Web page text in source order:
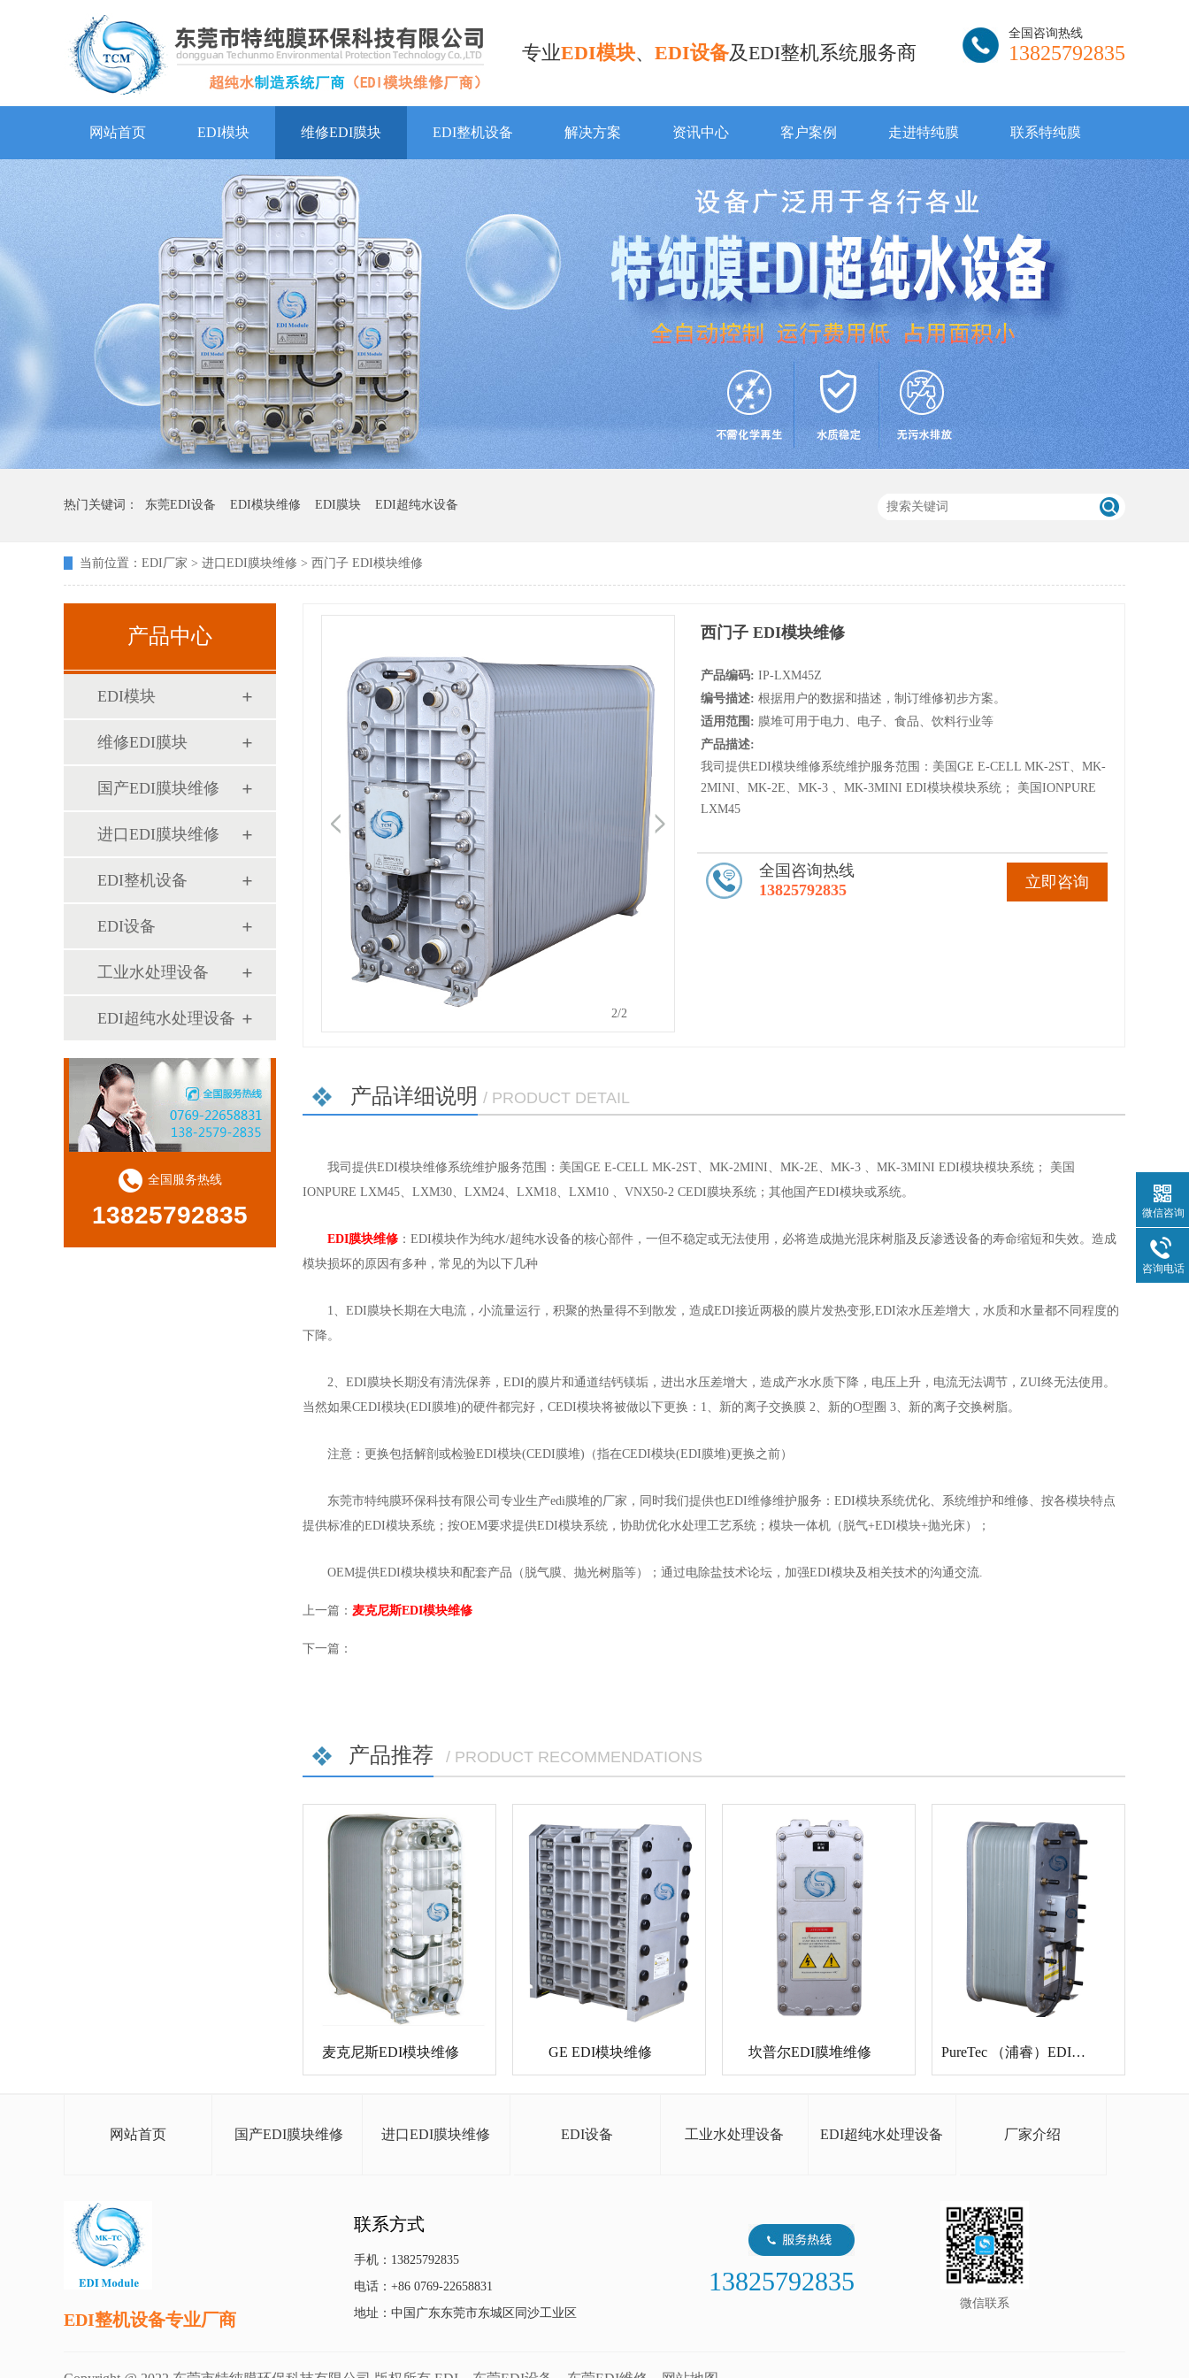
专业EDI模块、 EDI设备及EDI整机系统服务商
全国咨询热线
13825792835
网站首页 EDI模块 维修EDI膜块 EDI整机设备 解决方案 资讯中心 客户案例 走进特纯膜 联系特纯膜
热门关键词： 东莞EDI设备 EDI模块维修 EDI膜块 EDI超纯水设备
当前位置： EDI厂家 > 进口EDI膜块维修 > 西门子 EDI模块维修
产品中心
EDI模块
维修EDI膜块
国产EDI膜块维修
进口EDI膜块维修
EDI整机设备
EDI设备
工业水处理设备
EDI超纯水处理设备
全国服务热线
13825792835
1/2
西门子 EDI模块维修
产品编码:IP-LXM45Z
编号描述:根据用户的数据和描述，制订维修初步方案。
适用范围: 膜堆可用于电力、电子、食品、饮料行业等
产品描述:
我司提供EDI模块维修系统维护服务范围：美国GE E-CELL MK-2ST、MK-
2MINI、MK-2E、MK-3 、MK-3MINI EDI模块模块系统； 美国IONPURE
LXM45
立即咨询
全国咨询热线
13825792835
产品详细说明 / PRODUCT DETAIL
我司提供EDI模块维修系统维护服务范围：美国GE E-CELL MK-2ST、MK-2MINI、MK-2E、MK-3 、MK-3MINI EDI模块模块系统； 美国
IONPURE LXM45、LXM30、LXM24、LXM18、LXM10 、VNX50-2 CEDI膜块系统；其他国产EDI模块或系统。
EDI膜块维修 ：EDI模块作为纯水/超纯水设备的核心部件，一但不稳定或无法使用，必将造成抛光混床树脂及反渗透设备的寿命缩短和失效。造成
模块损坏的原因有多种，常见的为以下几种
1、EDI膜块长期在大电流，小流量运行，积聚的热量得不到散发，造成EDI接近两极的膜片发热变形,EDI浓水压差增大，水质和水量都不同程度的
下降。
2、EDI膜块长期没有清洗保养，EDI的膜片和通道结钙镁垢，进出水压差增大，造成产水水质下降，电压上升，电流无法调节，ZUI终无法使用。
当然如果CEDI模块(EDI膜堆)的硬件都完好，CEDI模块将被做以下更换：1、新的离子交换膜 2、新的O型圈 3、新的离子交换树脂。
注意：更换包括解剖或检验EDI模块(CEDI膜堆)（指在CEDI模块(EDI膜堆)更换之前）
东莞市特纯膜环保科技有限公司专业生产edi膜堆的厂家，同时我们提供也EDI维修维护服务：EDI模块系统优化、系统维护和维修、按各模块特点
提供标准的EDI模块系统；按OEM要求提供EDI模块系统，协助优化水处理工艺系统；模块一体机（脱气+EDI模块+抛光床）；
OEM提供EDI模块模块和配套产品（脱气膜、抛光树脂等）；通过电除盐技术论坛，加强EDI模块及相关技术的沟通交流.
上一篇： 麦克尼斯EDI模块维修
下一篇：
产品推荐 / PRODUCT RECOMMENDATIONS
麦克尼斯EDI模块维修 GE EDI模块维修 坎普尔EDI膜堆维修 PureTec （浦睿）EDI模块维修
网站首页 国产EDI膜块维修 进口EDI膜块维修 EDI设备 工业水处理设备 EDI超纯水处理设备 厂家介绍
EDI整机设备专业厂商
联系方式
手机：13825792835
电话：+86 0769-22658831
地址：中国广东东莞市东城区同沙工业区
13825792835
微信联系
微信咨询
咨询电话